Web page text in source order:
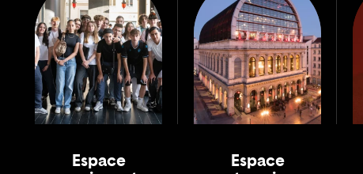
Espace
Espace